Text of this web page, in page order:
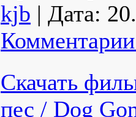
kjb | Дата:
Скачать
пес / Dog